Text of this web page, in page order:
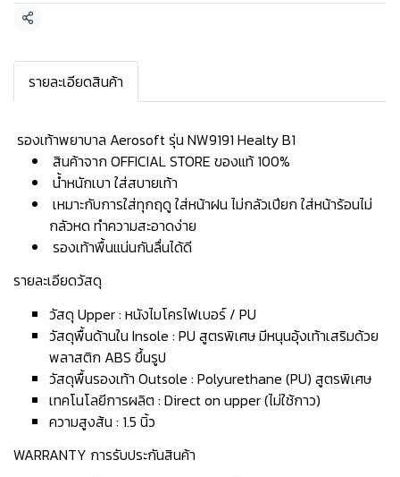
แชร์
รายละเอียดสินค้า
️ รองเท้าพยาบาล Aerosoft รุ่น NW9191 Healty B1
สินค้าจาก OFFICIAL STORE ของแท้ 100%
น้ำหนักเบา ใส่สบายเท้า
เหมาะกับการใส่ทุกฤดู ใส่หน้าฝน ไม่กลัวเปียก ใส่หน้าร้อนไม่
กลัวหด ทำความสะอาดง่าย
รองเท้าพื้นแน่นกันลื่นได้ดี
รายละเอียดวัสดุ
วัสดุ Upper : หนังไมโครไฟเบอร์ / PU
วัสดุพื้นด้านใน Insole : PU สูตรพิเศษ มีหนุนอุ้งเท้าเสริมด้วย
พลาสติก ABS ขึ้นรูป
วัสดุพื้นรองเท้า Outsole : Polyurethane (PU) สูตรพิเศษ
เทคโนโลยีการผลิต : Direct on upper (ไม่ใช้กาว)
ความสูงส้น : 1.5 นิ้ว
WARRANTY การรับประกันสินค้า